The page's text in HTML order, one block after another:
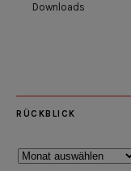
Downloads
RÜCKBLICK
Rückblick